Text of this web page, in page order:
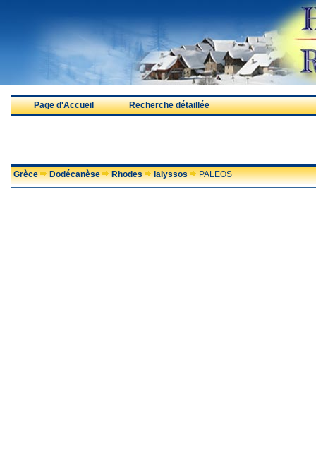
Page d'Accueil Recherche détaillée
Grèce Dodécanèse Rhodes Ialyssos PALEOS